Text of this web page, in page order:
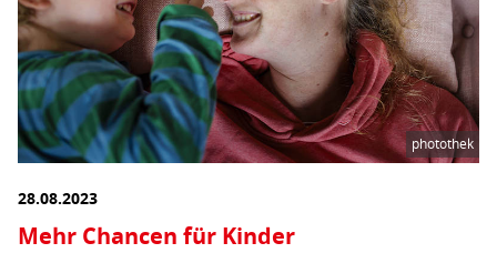
photothek
28.08.2023
Mehr Chancen für Kinder